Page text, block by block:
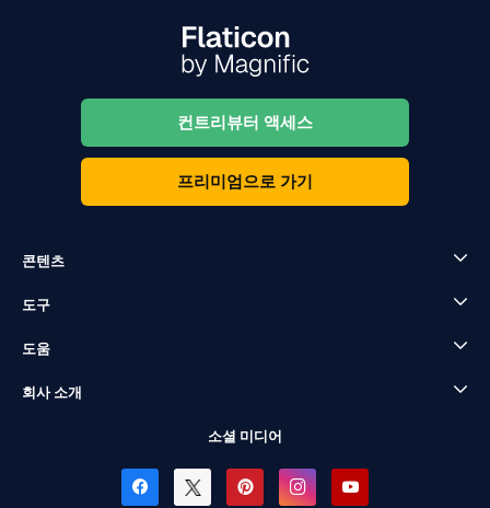
컨트리뷰터 액세스
프리미엄으로 가기
콘텐츠
도구
도움
회사 소개
소셜 미디어